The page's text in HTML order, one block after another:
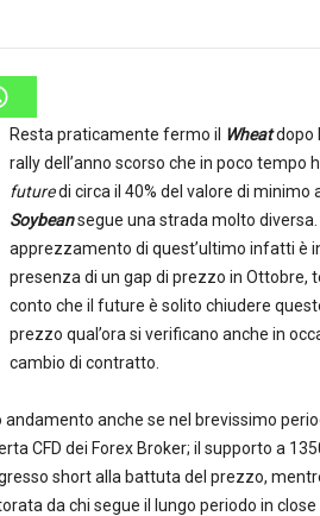
Resta praticamente fermo il Wheatdopo
rally dell’anno scorso che in poco tempo
futuredi circa il 40% del valore di minimo
Soybeansegue una strada molto diversa.
apprezzamento di quest’ultimo infatti è
presenza di un gap di prezzo in Ottobre,
conto che il future è solito chiudere
prezzo qual’ora si verificano anche in
cambio di contratto.
andamento anche se nel brevissimo
CFD dei Forex Broker; il supporto a
short alla battuta del prezzo,
da chi segue il lungo periodo in close